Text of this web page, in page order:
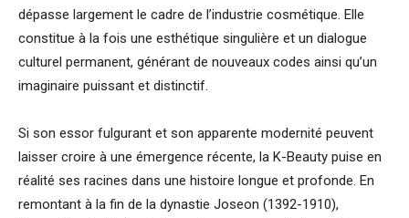
dépasse largement le cadre de l’industrie cosmétique. Elle
constitue à la fois une esthétique singulière et un dialogue
culturel permanent, générant de nouveaux codes ainsi qu’un
imaginaire puissant et distinctif.
Si son essor fulgurant et son apparente modernité peuvent
laisser croire à une émergence récente, la K-Beauty puise en
réalité ses racines dans une histoire longue et profonde. En
remontant à la fin de la dynastie Joseon (1392-1910),